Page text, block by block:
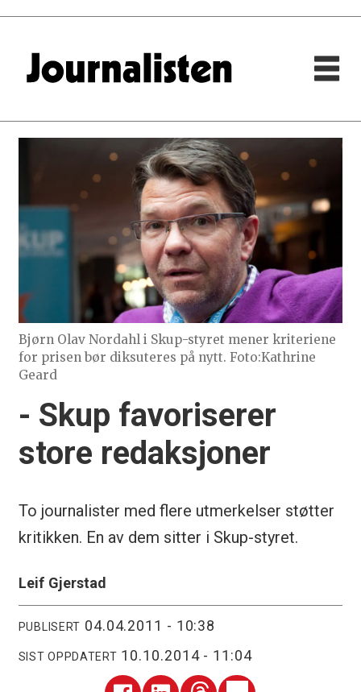
Bjørn Olav Nordahl i Skup-styret mener kriteriene
for prisen bør diksuteres på nytt. Foto:Kathrine
Geard
- Skup favoriserer
store redaksjoner
To journalister med flere utmerkelser støtter
kritikken. En av dem sitter i Skup-styret.
Leif Gjerstad
PUBLISERT 04.04.2011 - 10:38
SIST OPPDATERT 10.10.2014 - 11:04